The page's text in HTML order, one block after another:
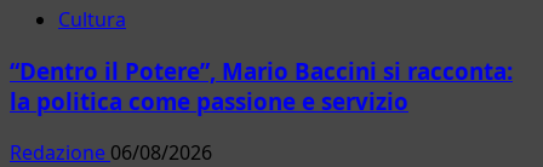
Cultura
“Dentro il Potere”, Mario Baccini si racconta:
la politica come passione e servizio
Redazione 06/08/2026